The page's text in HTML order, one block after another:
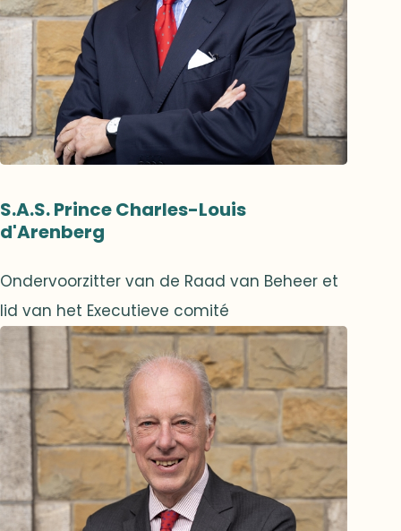
S.A.S. Prince Charles-Louis
d'Arenberg
Ondervoorzitter van de Raad van Beheer et
lid van het Executieve comité